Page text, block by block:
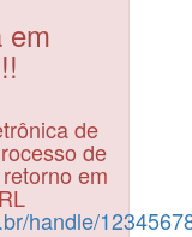
em
de
de
em
handle/